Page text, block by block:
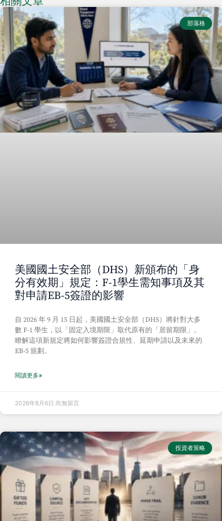
部落格
美國國土安全部（DHS）新頒布的「身
分有效期」規定：F-1學生需知事項及其
對申請EB-5簽證的影響
自 2026 年 9 月 15 日起，美國國土安全部（DHS）將針對大多
數 F-1 學生，以「固定入境期限」取代原有的「居留期限」。
瞭解這項新規定將如何影響簽證合規性、延期申請以及未來的
EB-5 規劃。
閱讀更多»
2026年8月6日 尚無留言
投資者策略